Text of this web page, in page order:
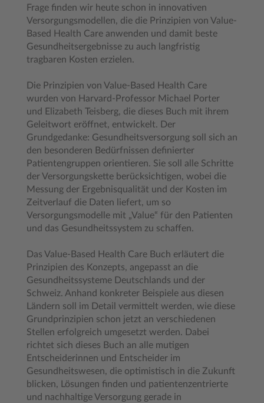
Frage finden wir heute schon in innovativen
Versorgungsmodellen, die die Prinzipien von Value-
Based Health Care anwenden und damit beste
Gesundheitsergebnisse zu auch langfristig
tragbaren Kosten erzielen.
Die Prinzipien von Value-Based Health Care
wurden von Harvard-Professor Michael Porter
und Elizabeth Teisberg, die dieses Buch mit ihrem
Geleitwort eröffnet, entwickelt. Der
Grundgedanke: Gesundheitsversorgung soll sich an
den besonderen Bedürfnissen definierter
Patientengruppen orientieren. Sie soll alle Schritte
der Versorgungskette berücksichtigen, wobei die
Messung der Ergebnisqualität und der Kosten im
Zeitverlauf die Daten liefert, um so
Versorgungsmodelle mit „Value“ für den Patienten
und das Gesundheitssystem zu schaffen.
Das Value-Based Health Care Buch erläutert die
Prinzipien des Konzepts, angepasst an die
Gesundheitssysteme Deutschlands und der
Schweiz. Anhand konkreter Beispiele aus diesen
Ländern soll im Detail vermittelt werden, wie diese
Grundprinzipien schon jetzt an verschiedenen
Stellen erfolgreich umgesetzt werden. Dabei
richtet sich dieses Buch an alle mutigen
Entscheiderinnen und Entscheider im
Gesundheitswesen, die optimistisch in die Zukunft
blicken, Lösungen finden und patientenzentrierte
und nachhaltige Versorgung gerade in